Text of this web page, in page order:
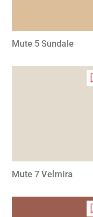
Mute 5 Sundale
Mute 7 Velmira